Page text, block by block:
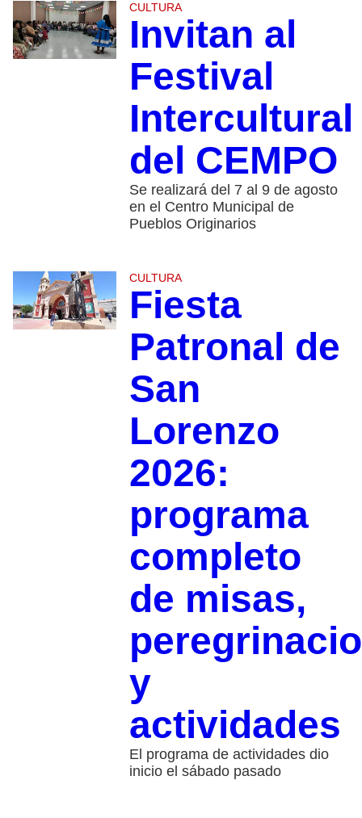
CULTURA
Invitan al
Festival
Intercultural
del CEMPO
Se realizará del 7 al 9 de agosto
en el Centro Municipal de
Pueblos Originarios
CULTURA
Fiesta
Patronal de
San
Lorenzo
2026:
programa
completo
de misas,
y
actividades
El programa de actividades dio
inicio el sábado pasado